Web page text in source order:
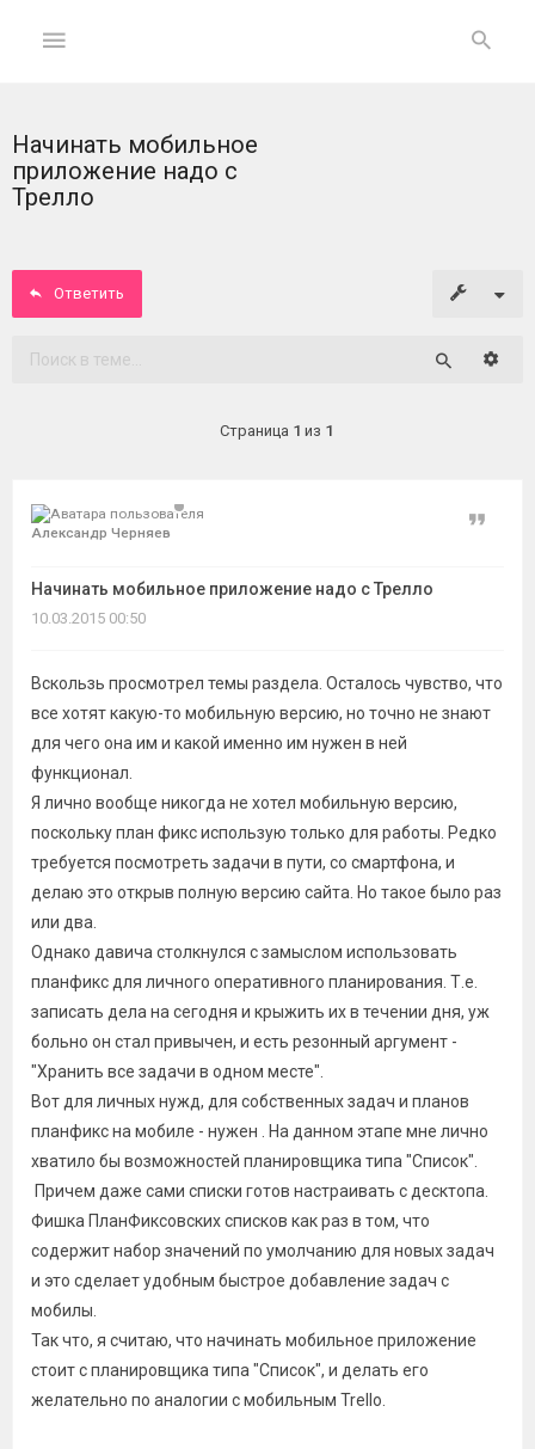
ГЛАВНАЯ
На
Вход
ФОРУМ
Активные
Начинать мобильное
приложение надо с
Трелло
Ответить
Страница 1 из 1
Александр Черняев
Начинать мобильное приложение надо с Трелло
Цитата
10.03.2015 00:50
Вскользь просмотрел темы раздела. Осталось чувство, что
все хотят какую-то мобильную версию, но точно не знают
для чего она им и какой именно им нужен в ней
функционал.
Я лично вообще никогда не хотел мобильную версию,
поскольку план фикс использую только для работы. Редко
требуется посмотреть задачи в пути, со смартфона, и
делаю это открыв полную версию сайта. Но такое было раз
или два.
Однако давича столкнулся с замыслом использовать
планфикс для личного оперативного планирования. Т.е.
записать дела на сегодня и крыжить их в течении дня, уж
больно он стал привычен, и есть резонный аргумент -
"Хранить все задачи в одном месте".
Вот для личных нужд, для собственных задач и планов
планфикс на мобиле - нужен . На данном этапе мне лично
хватило бы возможностей планировщика типа "Список".
Причем даже сами списки готов настраивать с десктопа.
Фишка ПланФиксовских списков как раз в том, что
содержит набор значений по умолчанию для новых задач
и это сделает удобным быстрое добавление задач с
мобилы.
Так что, я считаю, что начинать мобильное приложение
стоит с планировщика типа "Список", и делать его
желательно по аналогии с мобильным Trello.